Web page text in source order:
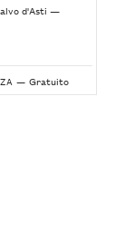
d'Asti —
— Gratuito